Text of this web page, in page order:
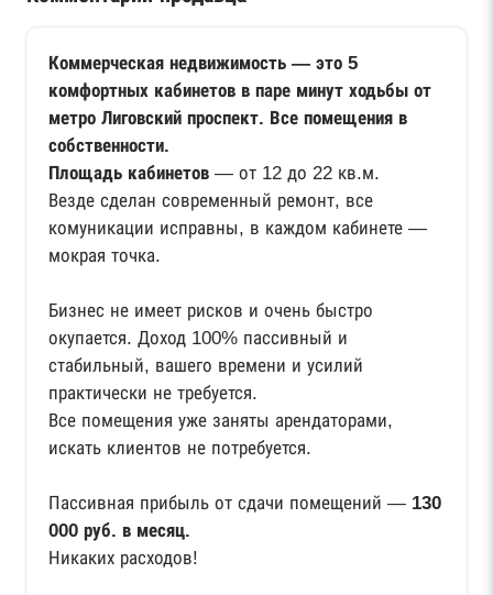
Коммерческая недвижимость — это 5
комфортных кабинетов в паре минут ходьбы от
метро Лиговский проспект. Все помещения в
собственности.
Площадь кабинетов — от 12 до 22 кв.м.
Везде сделан современный ремонт, все
комуникации исправны, в каждом кабинете —
мокрая точка.
Бизнес не имеет рисков и очень быстро
окупается. Доход 100% пассивный и
стабильный, вашего времени и усилий
практически не требуется.
Все помещения уже заняты арендаторами,
искать клиентов не потребуется.
Пассивная прибыль от сдачи помещений — 130
000 руб. в месяц.
Никаких расходов!